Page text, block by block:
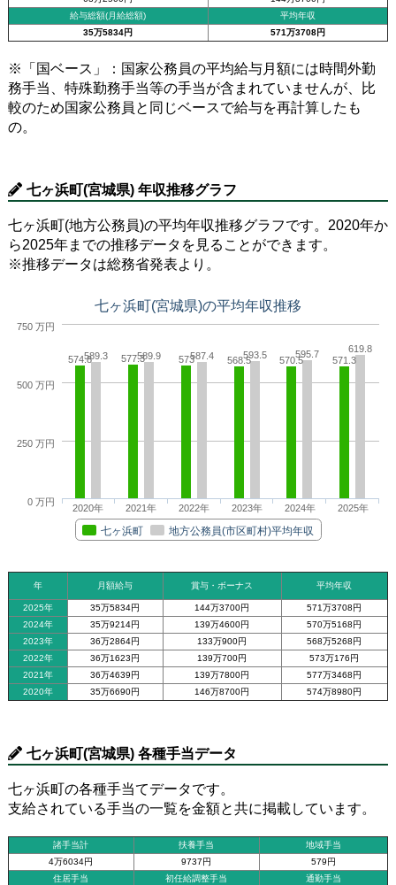
給与総額(月給総額)
平均年収
35万5834円
571万3708円
※「国ベース」：国家公務員の平均給与月額には時間外勤
務手当、特殊勤務手当等の手当が含まれていませんが、比
較のため国家公務員と同じベースで給与を再計算したも
の。
七ヶ浜町(宮城県) 年収推移グラフ
七ヶ浜町(地方公務員)の平均年収推移グラフです。2020年か
ら2025年までの推移データを見ることができます。
※推移データは総務省発表より。
七ヶ浜町(宮城県)の平均年収推移
574.8 577.3 573 568.5 570.5 571.3
589.3 589.9 587.4 593.5 595.7 619.8
七ヶ浜町 地方公務員(市区町村)平均年収
2020年 2021年 2022年 2023年 2024年 2025年
0 万円
250 万円
500 万円
750 万円
年 月額給与 賞与・ボーナス 平均年収
2025年 35万5834円 144万3700円
571万3708円
2024年
35万9214円 139万4600円
570万5168円
2023年
36万2864円 133万900円
568万5268円
2022年
36万1623円 139万700円
573万176円
2021年
36万4639円 139万7800円
577万3468円
2020年
35万6690円 146万8700円 574万8980円
七ヶ浜町(宮城県) 各種手当データ
七ヶ浜町の各種手当てデータです。
支給されている手当の一覧を金額と共に掲載しています。
諸手当計 扶養手当
地域手当
4万6034円
9737円
579円
住居手当
初任給調整手当
通勤手当